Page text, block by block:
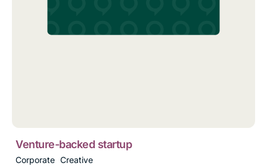
Venture-backed startup
Corporate Creative